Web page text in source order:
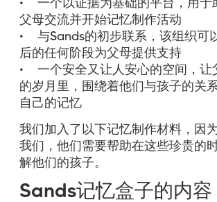
• 一个以证据为基础的平台，用于
父母交流并开始记忆制作活动
• 与Sands的初步联系，该组织可
后的任何阶段为父母提供支持
• 一个安全又让人安心的空间，让
的岁月里，围绕着他们与孩子的关
自己的记忆
我们加入了以下记忆制作材料，因
我们，他们需要帮助在这些珍贵的
解他们的孩子。
Sands记忆盒子的内容